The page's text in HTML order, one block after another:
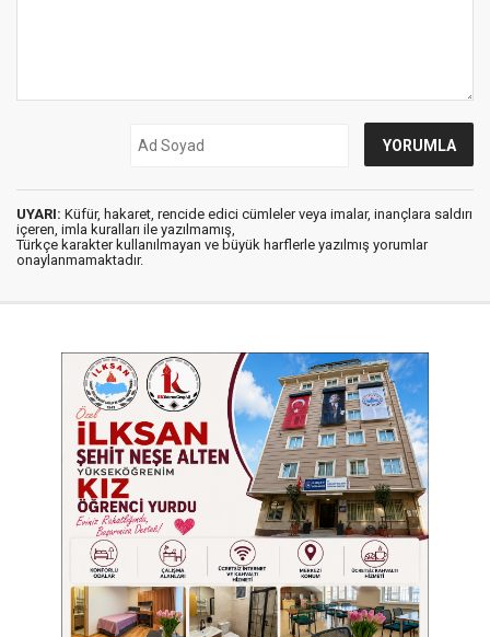
UYARI: Küfür, hakaret, rencide edici cümleler veya imalar, inançlara saldırı
içeren, imla kuralları ile yazılmamış,
Türkçe karakter kullanılmayan ve büyük harflerle yazılmış yorumlar
onaylanmamaktadır.